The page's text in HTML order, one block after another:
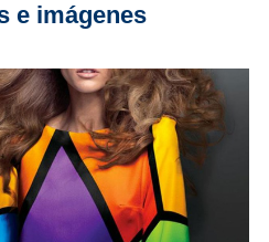
e imágenes